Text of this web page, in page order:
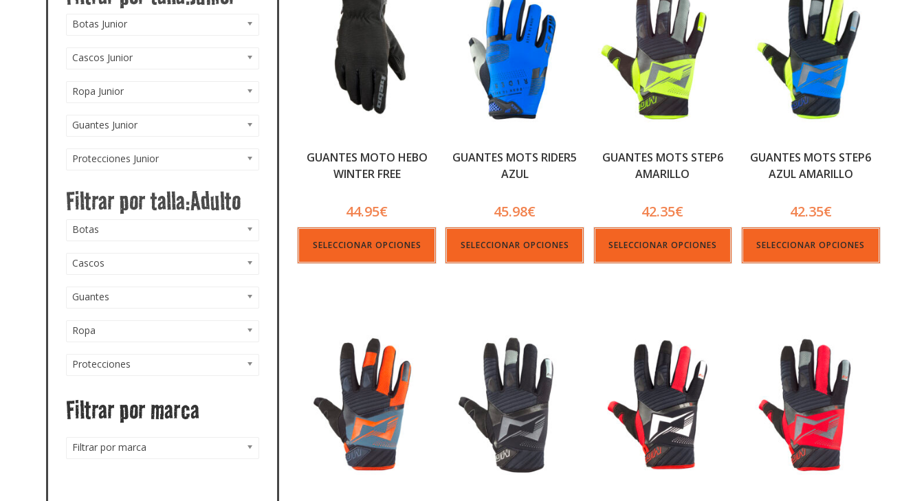
GUANTES MOTO HEBO
WINTER FREE
44.95€
SELECCIONAR OPCIONES
GUANTES MOTS RIDER5
AZUL
45.98€
SELECCIONAR OPCIONES
GUANTES MOTS STEP6
AMARILLO
42.35€
SELECCIONAR OPCIONES
GUANTES MOTS STEP6
AZUL AMARILLO
42.35€
SELECCIONAR OPCIONES
Botas Junior
Cascos Junior
Ropa Junior
Guantes Junior
Protecciones Junior
Botas
Cascos
Guantes
Ropa
Protecciones
Filtrar por marca
Filtrar por marca